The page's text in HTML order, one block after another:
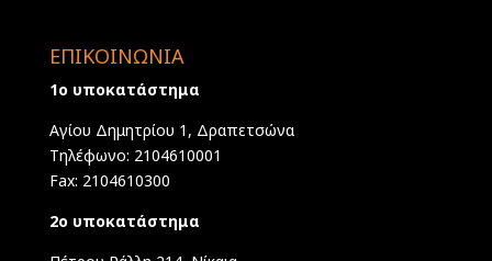
ΕΠΙΚΟΙΝΩΝΙΑ
1ο υποκατάστημα
Αγίου Δημητρίου 1, Δραπετσώνα
Τηλέφωνο: 2104610001
Fax: 2104610300
2ο υποκατάστημα